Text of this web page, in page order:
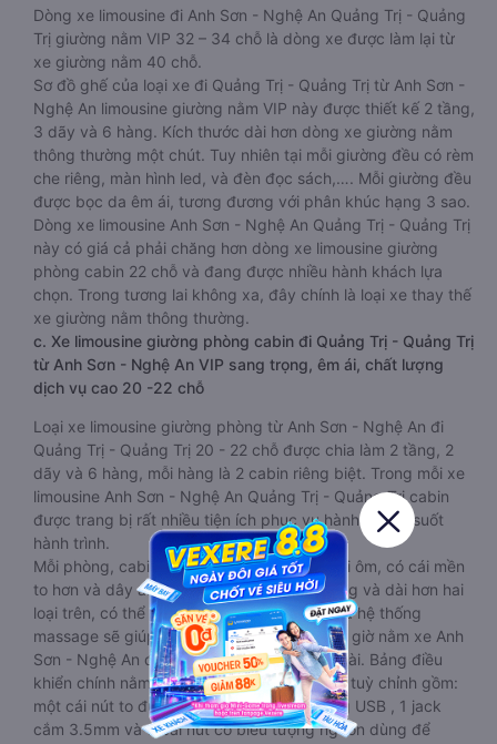
Dòng xe limousine đi Anh Sơn - Nghệ An Quảng Trị - Quảng
Trị giường nằm VIP 32 – 34 chỗ là dòng xe được làm lại từ
xe giường nằm 40 chỗ.
Sơ đồ ghế của loại xe đi Quảng Trị - Quảng Trị từ Anh Sơn -
Nghệ An limousine giường nằm VIP này được thiết kế 2 tầng,
3 dãy và 6 hàng. Kích thước dài hơn dòng xe giường nằm
thông thường một chút. Tuy nhiên tại mỗi giường đều có rèm
che riêng, màn hình led, và đèn đọc sách,…. Mỗi giường đều
được bọc da êm ái, tương đương với phân khúc hạng 3 sao.
Dòng xe limousine Anh Sơn - Nghệ An Quảng Trị - Quảng Trị
này có giá cả phải chăng hơn dòng xe limousine giường
phòng cabin 22 chỗ và đang được nhiều hành khách lựa
chọn. Trong tương lai không xa, đây chính là loại xe thay thế
xe giường nằm thông thường.
c. Xe limousine giường phòng cabin đi Quảng Trị - Quảng Trị
từ Anh Sơn - Nghệ An VIP sang trọng, êm ái, chất lượng
dịch vụ cao 20 -22 chỗ
Loại xe limousine giường phòng từ Anh Sơn - Nghệ An đi
Quảng Trị - Quảng Trị 20 - 22 chỗ được chia làm 2 tầng, 2
dãy và 6 hàng, mỗi hàng là 2 cabin riêng biệt. Trong mỗi xe
limousine Anh Sơn - Nghệ An Quảng Trị - Quảng Trị cabin
được trang bị rất nhiều tiện ích phục vụ hành khách suốt
hành trình.
Mỗi phòng, cabin đều có gối nằm rời, có gối ôm, có cái mền
to hơn và dây an toàn seat belt. Giường rộng và dài hơn hai
loại trên, có thể lăn lộn thoải mái. Đặc biệt là hệ thống
massage sẽ giúp bạn thư giãn trong những giờ nằm xe Anh
Sơn - Nghệ An đến Quảng Trị - Quảng Trị dài. Bảng điều
khiển chính nằm ngay cạnh đầu để tiện tay tuỳ chỉnh gồm:
một cái nút to đùng để gọi tiếp viên, 2 cổng USB , 1 jack
cắm 3.5mm và 3 cái nút có biểu tượng nguồn dùng để